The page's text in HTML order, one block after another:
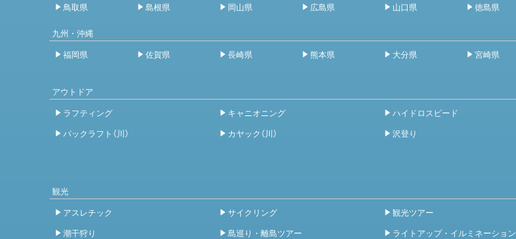
鳥取県
島根県 岡山県 広島県 山口県 徳島県
九州・沖縄
福岡県
佐賀県 長崎県 熊本県 大分県 宮崎県
アウトドア
ラフティング
キャニオニング ハイドロスピード
パックラフト（川）
カヤック（川） 沢登り
観光
アスレチック
サイクリング 観光ツアー
潮干狩り
島巡り・離島ツアー ライトアップ・イルミネーション